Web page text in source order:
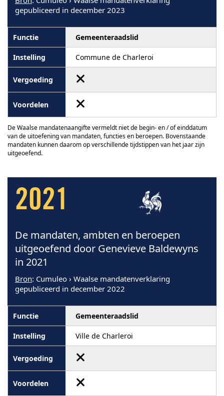
gepubliceerd in december 2023
Gemeenteraadslid
Commune de Charleroi
De Waalse mandatenaangifte vermeldt niet de begin- en / of einddatum
van de uitoefening van mandaten, functies en beroepen. Bovenstaande
mandaten kunnen daarom op verschillende tijdstippen van het jaar zijn
uitgeoefend.
2021
De mandaten, ambten en beroepen
uitgeoefend door Genevieve Baldewyns
in 2021
Bron: Cumuleo › Waalse mandatenverklaring
gepubliceerd in december 2022
Gemeenteraadslid
Ville de Charleroi